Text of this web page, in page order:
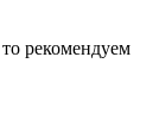
рекомендуем